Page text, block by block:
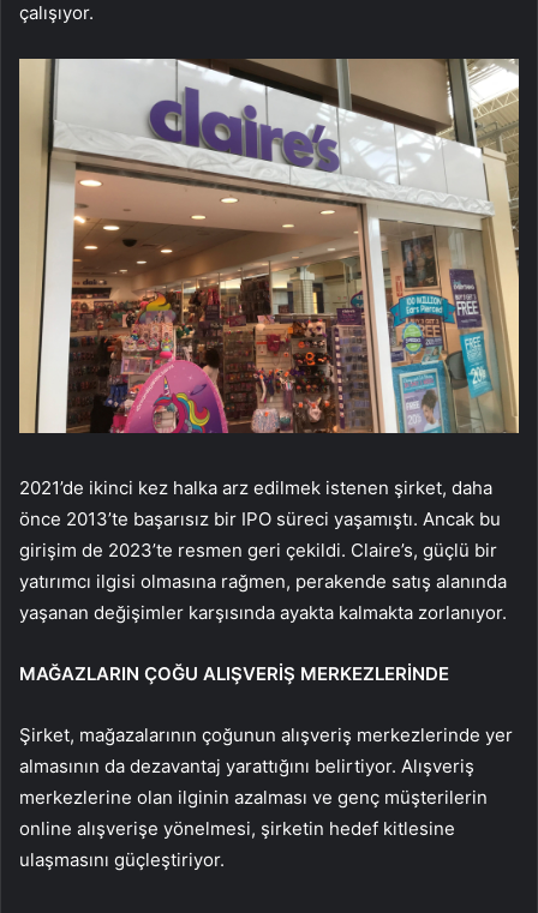
çalışıyor.
2021’de ikinci kez halka arz edilmek istenen şirket, daha
önce 2013’te başarısız bir IPO süreci yaşamıştı. Ancak bu
girişim de 2023’te resmen geri çekildi. Claire’s, güçlü bir
yatırımcı ilgisi olmasına rağmen, perakende satış alanında
yaşanan değişimler karşısında ayakta kalmakta zorlanıyor.
MAĞAZLARIN ÇOĞU ALIŞVERİŞ MERKEZLERİNDE
Şirket, mağazalarının çoğunun alışveriş merkezlerinde yer
almasının da dezavantaj yarattığını belirtiyor. Alışveriş
merkezlerine olan ilginin azalması ve genç müşterilerin
online alışverişe yönelmesi, şirketin hedef kitlesine
ulaşmasını güçleştiriyor.